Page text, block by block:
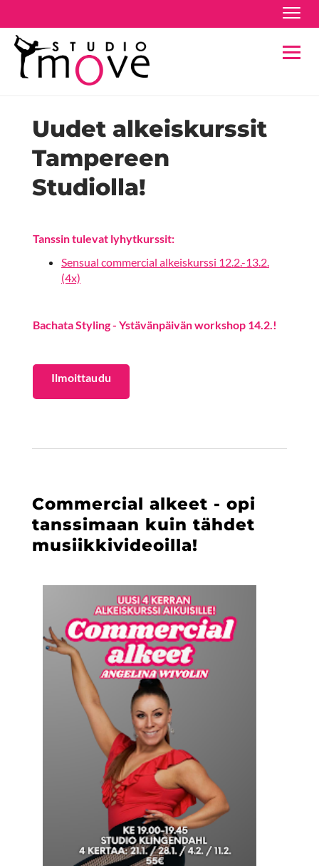
Uudet alkeiskurssit
Tampereen
Studiolla!
Tanssin tulevat lyhytkurssit:
Sensual commercial alkeiskurssi 12.2.-13.2.
(4x)
Bachata Styling - Ystävänpäivän workshop 14.2.!
​​​​​​​Ilmoittaudu
Commercial alkeet - opi
tanssimaan kuin tähdet
musiikkivideoilla!